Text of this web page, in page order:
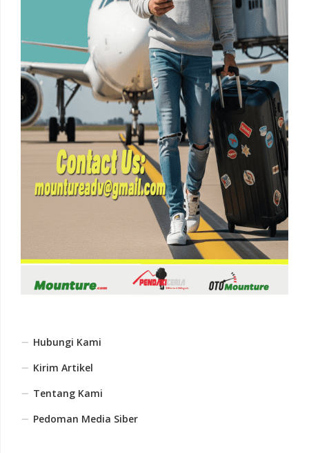
Hubungi Kami
Kirim Artikel
Tentang Kami
Pedoman Media Siber